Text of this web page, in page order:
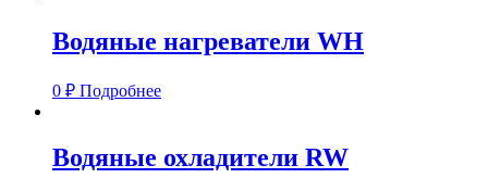
Водяные нагреватели WH
0 ₽ Подробнее
Водяные охладители RW